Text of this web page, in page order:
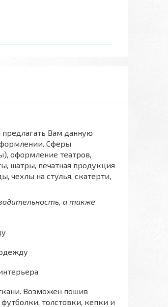
предлагать Вам данную
Сферы
оформление театров,
шатры, печатная продукция
чехлы на стулья, скатерти,
а также
Возможен пошив
толстовки, кепки и